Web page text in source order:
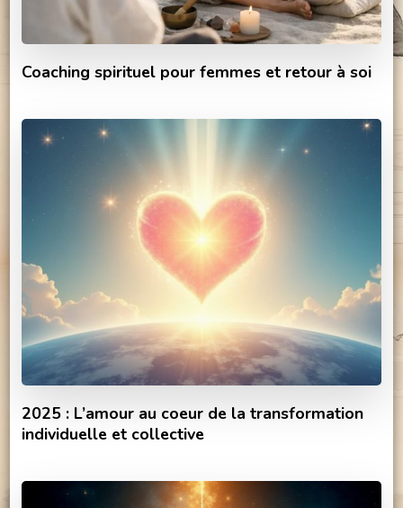
Coaching spirituel pour femmes et retour à soi
2025 : L’amour au coeur de la transformation
individuelle et collective